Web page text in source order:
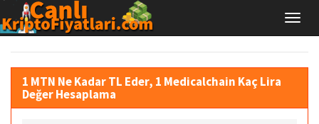
1 MTN Ne Kadar TL Eder, 1 Medicalchain Kaç Lira
Değer Hesaplama